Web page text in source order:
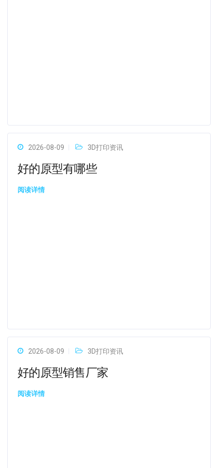
2026-08-09 3D打印资讯
好的原型有哪些
阅读详情
2026-08-09 3D打印资讯
好的原型销售厂家
阅读详情